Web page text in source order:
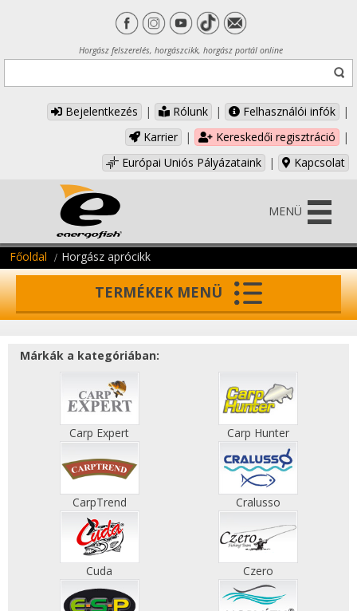
Horgász felszerelés, horgászcikk, horgász portál online
Bejelentkezés | Rólunk | Felhasználói infók
|
Karrier
| Kereskedői regisztráció
|
Európai Uniós Pályázataink
| Kapcsolat
MENÜ
Főoldal Horgász aprócikk
TERMÉKEK MENÜ
Márkák a kategóriában:
Carp Expert Carp Hunter
CarpTrend Cralusso
Cuda Czero